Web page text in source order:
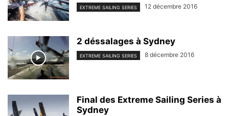
EXTREME SAILING SERIES 12 décembre 2016
2 déssalages à Sydney
EXTREME SAILING SERIES 8 décembre 2016
Final des Extreme Sailing Series à
Sydney